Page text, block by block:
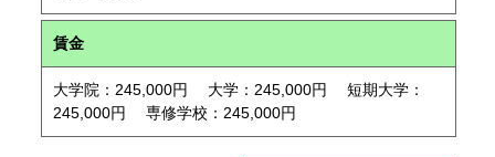
賃金
大学院：245,000円 大学：245,000円 短期大学：
245,000円 専修学校：245,000円